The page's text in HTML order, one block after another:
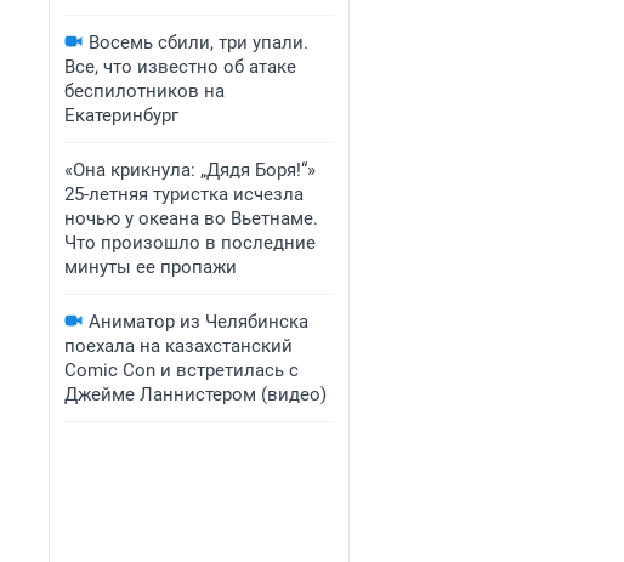
Восемь сбили, три упали.
Все, что известно об атаке
беспилотников на
Екатеринбург
«Она крикнула: „Дядя Боря!“»
25-летняя туристка исчезла
ночью у океана во Вьетнаме.
Что произошло в последние
минуты ее пропажи
Аниматор из Челябинска
поехала на казахстанский
Comic Con и встретилась с
Джейме Ланнистером (видео)